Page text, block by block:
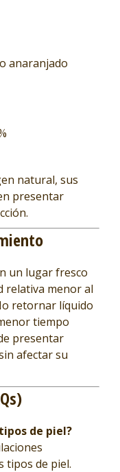
anaranjado
natural, sus
presentar
un lugar fresco
relativa menor al
retornar líquido
tiempo
presentar
afectar su
de piel?
tipos de piel.